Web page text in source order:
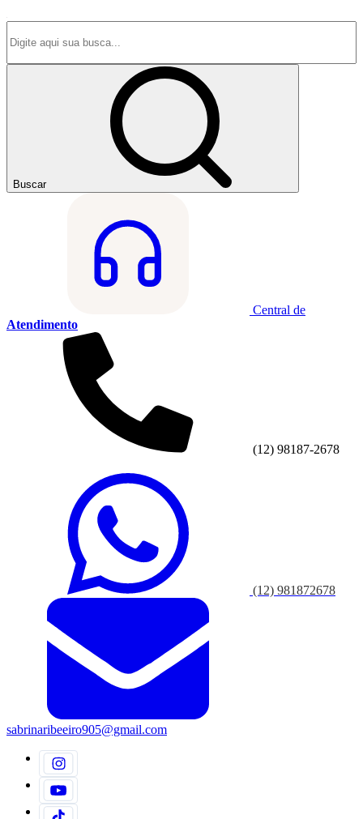
Buscar
Central de
Atendimento
(12) 98187-2678
(12) 981872678
sabrinaribeeiro905@gmail.com